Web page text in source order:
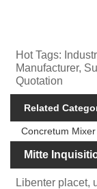
Hot Tags:
Manufacturer,
Quotation
Related
Concretum
Mitte
Libenter placet,